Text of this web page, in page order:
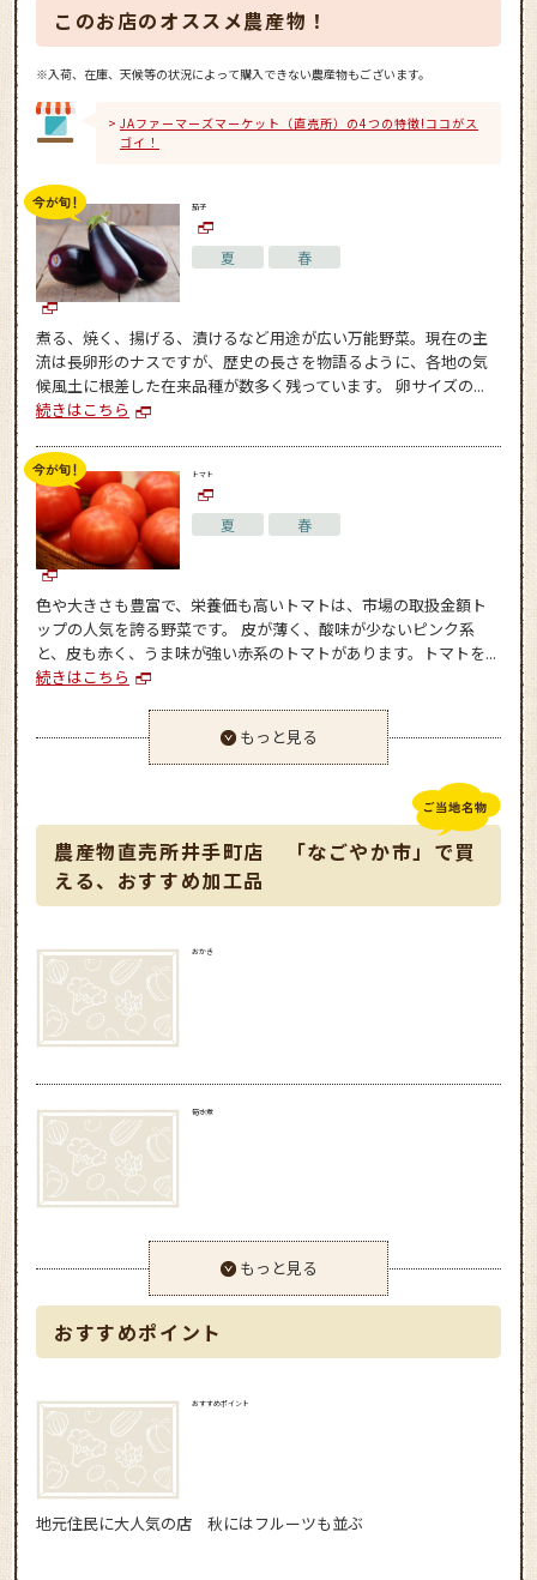
このお店のオススメ農産物！
※入荷、在庫、天候等の状況によって購入できない農産物もございます。
JAファーマーズマーケット（直売所）の4つの特徴!ココがス
ゴイ！
茄子
夏 春
煮る、焼く、揚げる、漬けるなど用途が広い万能野菜。現在の主
流は長卵形のナスですが、歴史の長さを物語るように、各地の気
候風土に根差した在来品種が数多く残っています。 卵サイズの...
続きはこちら
トマト
夏 春
色や大きさも豊富で、栄養価も高いトマトは、市場の取扱金額ト
ップの人気を誇る野菜です。 皮が薄く、酸味が少ないピンク系
と、皮も赤く、うま味が強い赤系のトマトがあります。トマトを...
続きはこちら
もっと見る
農産物直売所井手町店 「なごやか市」で買
える、おすすめ加工品
おかき
筍水煮
もっと見る
おすすめポイント
おすすめポイント
地元住民に大人気の店 秋にはフルーツも並ぶ